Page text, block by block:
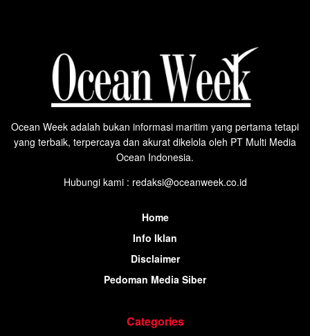
Ocean Week adalah bukan informasi maritim yang pertama tetapi
yang terbaik, terpercaya dan akurat dikelola oleh PT Multi Media
Ocean Indonesia.
Hubungi kami : redaksi@oceanweek.co.id
Home
Info Iklan
Disclaimer
Pedoman Media Siber
Categories